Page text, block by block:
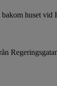
huset vid